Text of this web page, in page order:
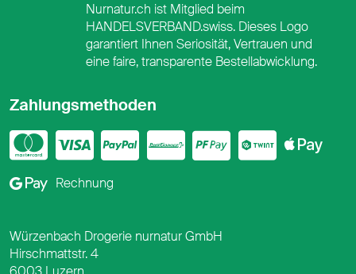
Zahlungsmethoden
Mastercard
VisaPayPal
PostFinance
Twint
Google Pay
Rechnung
Nurnatur.ch ist Mitglied beim
HANDELSVERBAND.swiss. Dieses Logo
garantiert Ihnen Seriosität, Vertrauen und
eine faire, transparente Bestellabwicklung.
Würzenbach Drogerie nurnatur GmbH
Hirschmattstr. 4